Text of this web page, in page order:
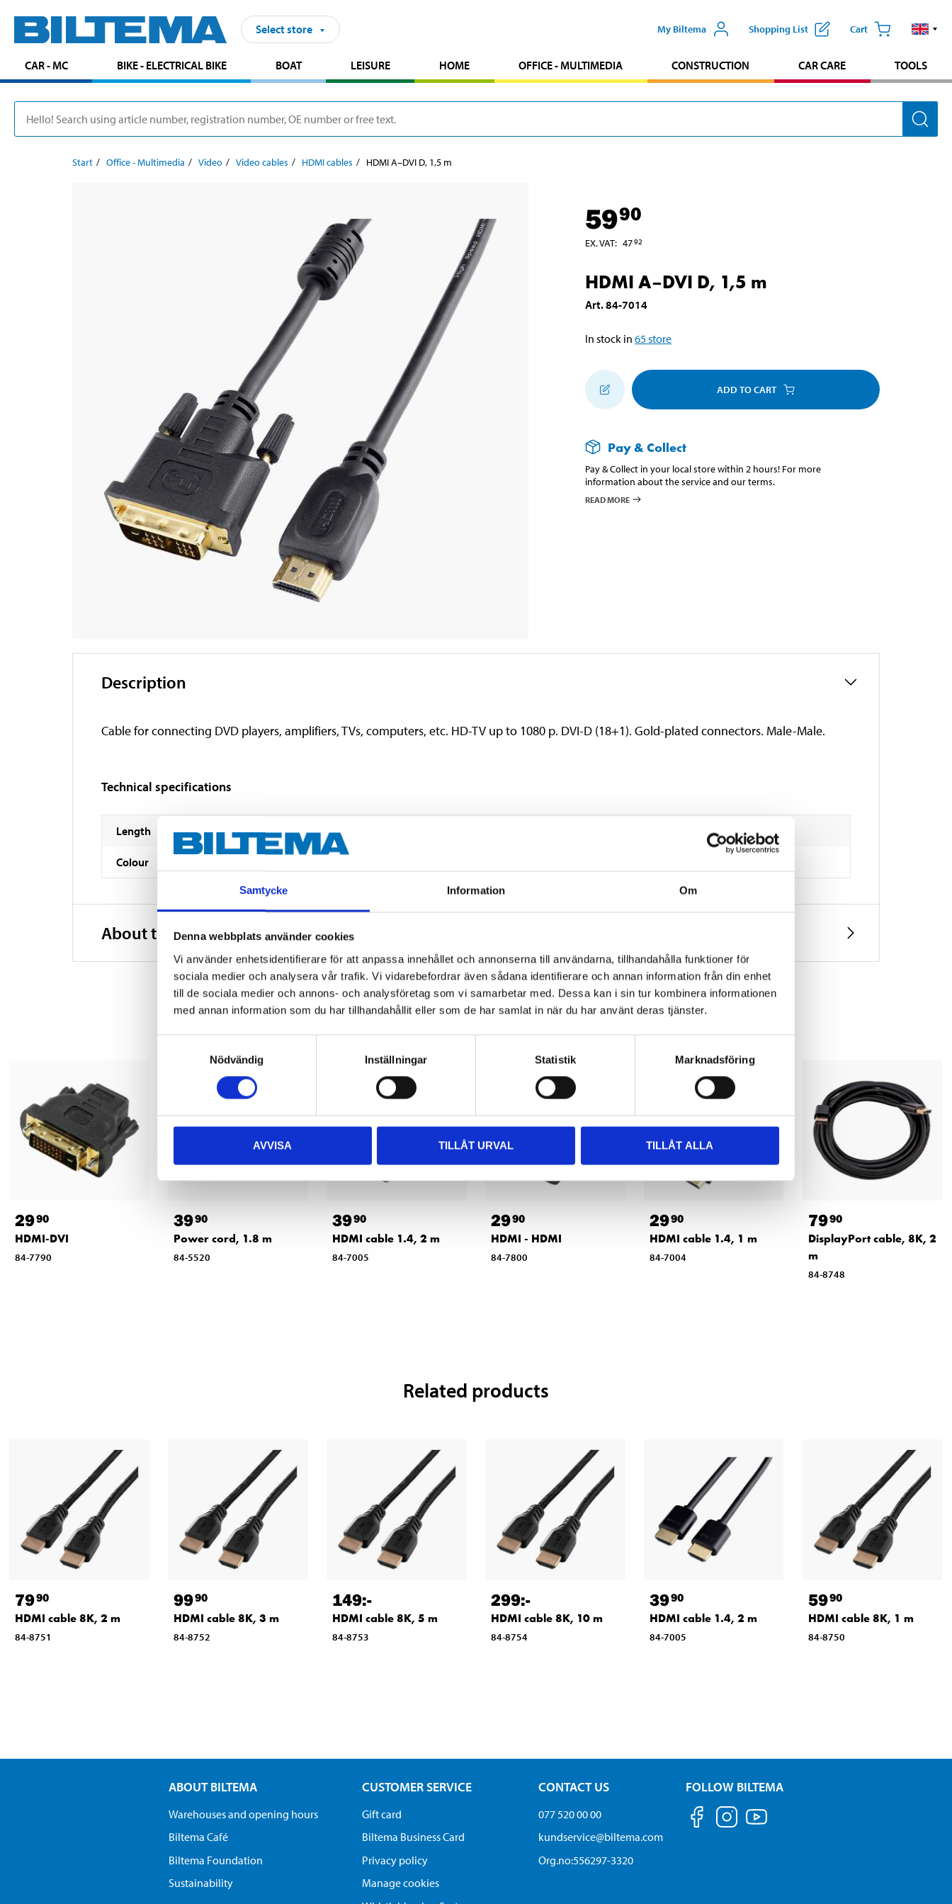
Samtycke Information Om
Denna webbplats använder cookies
Vi använder enhetsidentifierare för att anpassa innehållet och annonserna till användarna, tillhandahålla funktioner för
sociala medier och analysera vår trafik. Vi vidarebefordrar även sådana identifierare och annan information från din enhet
till de sociala medier och annons- och analysföretag som vi samarbetar med. Dessa kan i sin tur kombinera informationen
med annan information som du har tillhandahållit eller som de har samlat in när du har använt deras tjänster.
Nödvändig
Inställningar Statistik Marknadsföring
AVVISA TILLÅT URVAL TILLÅT ALLA
Select store My Biltema Shopping List Cart
CAR - MC BIKE - ELECTRICAL BIKE BOAT LEISURE HOME OFFICE - MULTIMEDIA CONSTRUCTION CAR CARE TOOLS
Start Office - Multimedia Video Video cables HDMI cables HDMI A–DVI D, 1,5 m
5990
EX. VAT: 4792
HDMI A–DVI D, 1,5 m
Art.84-7014
In stock in 65store
ADD TO CART
Pay & Collect
Pay & Collect in your local store within 2 hours! For more
information about the service and our terms.
READ MORE
Description
Cable for connecting DVD players, amplifiers, TVs, computers, etc. HD-TV up to 1080 p. DVI-D (18+1). Gold-plated connectors. Male-Male.
Technical specifications
Length
Colour
About the manufacturer
Other customers also bought
2990
HDMI-DVI
84-7790
3990
Power cord, 1.8 m
84-5520
3990
HDMI cable 1.4, 2 m
84-7005
2990
HDMI - HDMI
84-7800
2990
HDMI cable 1.4, 1 m
84-7004
7990
DisplayPort cable, 8K, 2
m
84-8748
Related products
7990
HDMI cable 8K, 2 m
84-8751
9990
HDMI cable 8K, 3 m
84-8752
149:-
HDMI cable 8K, 5 m
84-8753
299:-
HDMI cable 8K, 10 m
84-8754
3990
HDMI cable 1.4, 2 m
84-7005
5990
HDMI cable 8K, 1 m
84-8750
ABOUT BILTEMA
Warehouses and opening hours
Biltema Café
Biltema Foundation
Sustainability
CUSTOMER SERVICE
Gift card
Biltema Business Card
Privacy policy
Manage cookies
CONTACT US
077 520 00 00
kundservice@biltema.com
Org.no:556297-3320
FOLLOW BILTEMA